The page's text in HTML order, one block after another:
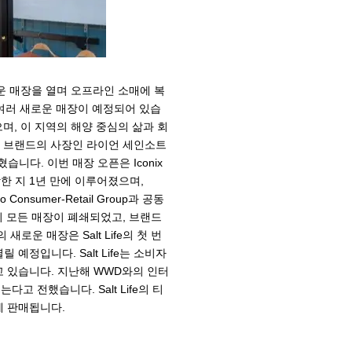
매장을 열며 오프라인 소매에 복
새로운 매장이 예정되어 있습
, 이 지역의 해양 중심의 삶과 회
랜드의 사장인 라이언 세인소트
습니다. 이번 매장 오픈은 Iconix
지 1년 만에 이루어졌으며,
Consumer-Retail Group과 공동
든 매장이 폐쇄되었고, 브랜드
새로운 매장은 Salt Life의 첫 번
예정입니다. Salt Life는 소비자
습니다. 지난해 WWD와의 인터
다고 전했습니다. Salt Life의 티
판매됩니다.